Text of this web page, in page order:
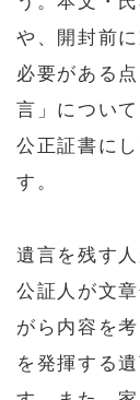
や、開封前
必要がある
言」につい
公正証書に
す。
遺言を残す
公証人が文
がら内容を
を発揮する